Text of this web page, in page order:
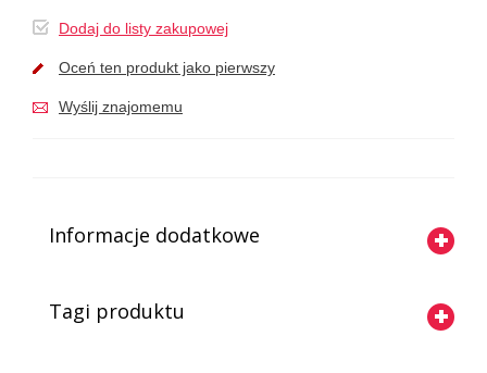
Dodaj do listy zakupowej
Oceń ten produkt jako pierwszy
Wyślij znajomemu
Informacje dodatkowe
Tagi produktu